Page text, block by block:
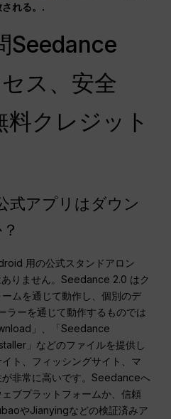
れる。.
Seedance
ス、安全
クレジット
式アプリはダウン
用の公式スタンドアロン
りません。Seedance 2.0 はク
ムを通じて動作し、個別のデ
ラーを通じて動作するものでは
」、「Seedance
」などのファイルを提供し
ト、フィッシングサイト、マ
非常に高いです。Seedanceへ
ブプラットフォームか、信頼
やJianyingなどの検証済みア